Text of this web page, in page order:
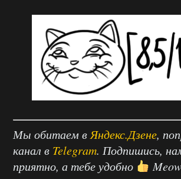
Мы обитаем в Яндекс.Дзене,
канал в Telegram. Подпишись,
приятно, а тебе удобно